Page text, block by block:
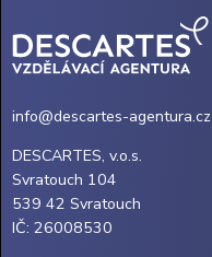
info@descartes-agentura.cz
DESCARTES, v.o.s.
Svratouch 104
539 42 Svratouch
IČ: 26008530